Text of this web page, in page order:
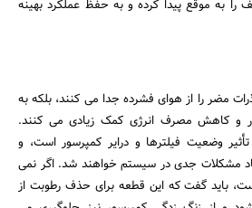
به موقع پیدا کرده و به حفظ عملکرد بهینه
مضر را از هوای فشرده جدا می کنند، بلکه به
و کاهش مصرف انرژی کمک زیادی می کنند.
وضعیت فیلترها و درایر کمپرسور است، و
مشکلات جدی در سیستم خواهند شد. اگر نمی
باید گفت که این قطعه برای حذف رطوبت از